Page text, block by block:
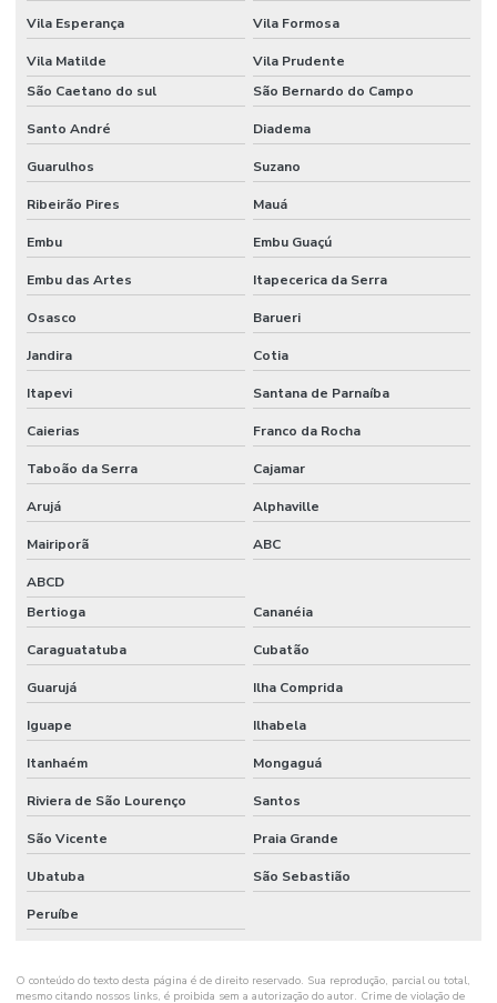
Fornecedor Ribbon Cera 110x74 Em Minas Gerais
Fornecedores De Etiquetas Bopp Adesiva No Paraná
Fornecedores De Etiquetas Para Móveis Rs
Fornecedores De Etiquetas Removíveis
Fornecedores De Etiquetas Tag Para Roupas
Fornecedores De Etiquetas Térmicas Adesivas No Paraná
Fornecedores De Ribbon Cera Sul
Onde Comprar Etiquetas Couche Paraná
Onde Comprar Etiquetas Para Roupas Em Paraná
Onde Comprar Etiquetas Térmicas Adesivas No Sul
Onde Comprar Ribbon Cera 1 Polegada
Onde Comprar Ribbon Cera 110x74 No Paraná
Onde Comprar Ribbon Cera No Sul
Onde Comprar Ribbon Misto Paraná
Preço De Etiqueta De Gondola Branca Ou Amarela
Ribbon Cera 110mm
Ribbon Cera 110mm Distribuidor Em Mg
Ribbon Cera 110mm Para Impressão
Vila Esperança Vila Formosa
Vila Matilde
Vila Prudente
São Caetano do sul
São Bernardo do Campo
Santo André Diadema
Guarulhos Suzano
Ribeirão Pires Mauá
Embu Embu Guaçú
Embu das Artes Itapecerica da Serra
Osasco Barueri
Jandira Cotia
Itapevi Santana de Parnaíba
Caierias Franco da Rocha
Taboão da Serra Cajamar
Arujá Alphaville
Mairiporã ABC
ABCD
Bertioga
Cananéia
Caraguatatuba Cubatão
Guarujá Ilha Comprida
Iguape Ilhabela
Itanhaém Mongaguá
Riviera de São Lourenço Santos
São Vicente Praia Grande
Ubatuba São Sebastião
Peruíbe
O conteúdo do texto desta página é de direito reservado. Sua reprodução, parcial ou total,
mesmo citando nossos links, é proibida sem a autorização do autor. Crime de violação de